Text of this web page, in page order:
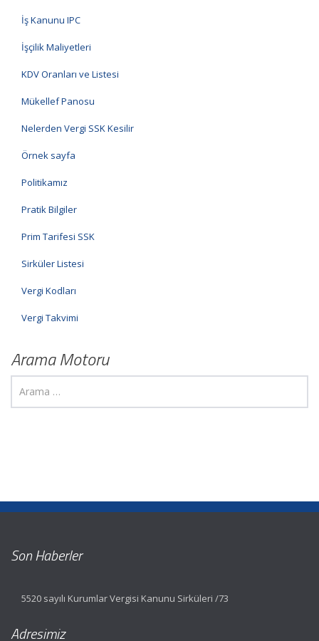
İş Kanunu IPC
İşçilik Maliyetleri
KDV Oranları ve Listesi
Mükellef Panosu
Nelerden Vergi SSK Kesilir
Örnek sayfa
Politikamız
Pratik Bilgiler
Prim Tarifesi SSK
Sirküler Listesi
Vergi Kodları
Vergi Takvimi
Arama Motoru
Son Haberler
5520 sayılı Kurumlar Vergisi Kanunu Sirküleri /73
Adresimiz